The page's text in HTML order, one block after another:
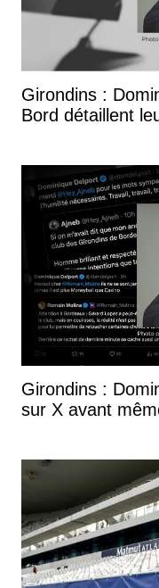
Girondins :
Bord détaillent
Girondins :
sur X avant